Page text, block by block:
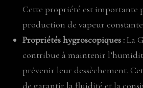
Cette propriété est importante
production de vapeur
Propriétés hygroscopiques :La
contribue à maintenir
prévenir leur dessèchement.
de garantir la fluidité et la